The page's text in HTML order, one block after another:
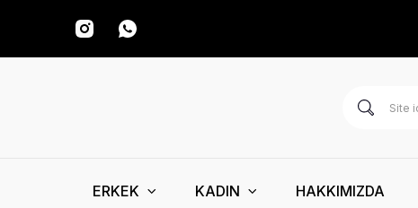
ERKEK KADIN HAKKIMIZDA